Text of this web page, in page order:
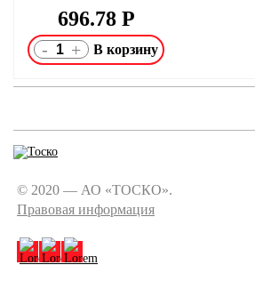
696.78 Р
- +
© 2020 — АО «ТОСКО».
Правовая информация